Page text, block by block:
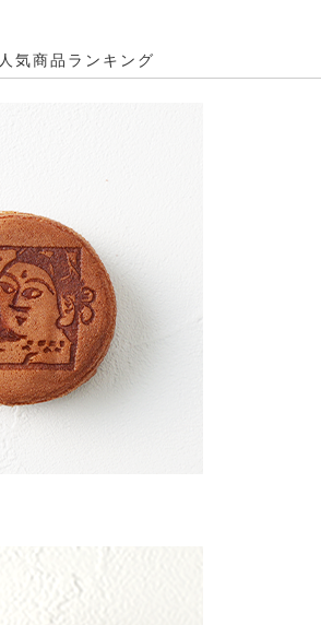
人気商品ランキング